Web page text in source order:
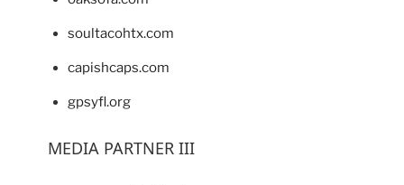
soultacohtx.com
capishcaps.com
gpsyfl.org
MEDIA PARTNER III